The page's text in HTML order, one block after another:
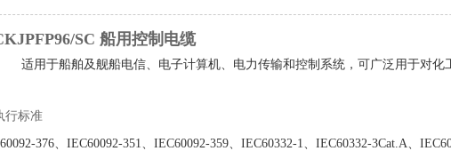
SC 船用控制电缆
适用于船舶及舰船电信、电子计算机、电力传输和控制系统，可广泛用于对化
行标准
376、IEC60092-351、IEC60092-359、IEC60332-1、IEC60332-3Cat.A、